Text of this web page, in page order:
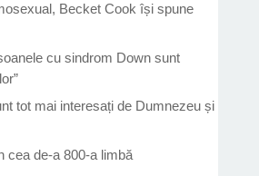
Becket Cook își spune
cu sindrom Down sunt
tot mai interesați de Dumnezeu și
cea de-a 800-a limbă